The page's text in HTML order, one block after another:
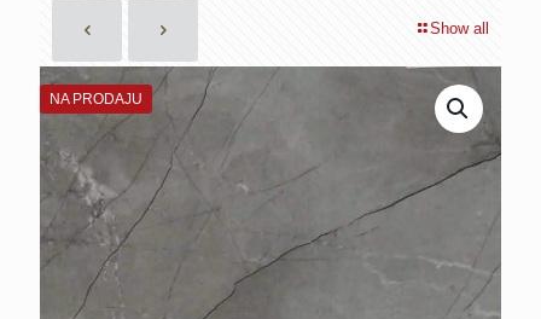
Show all
NA PRODAJU